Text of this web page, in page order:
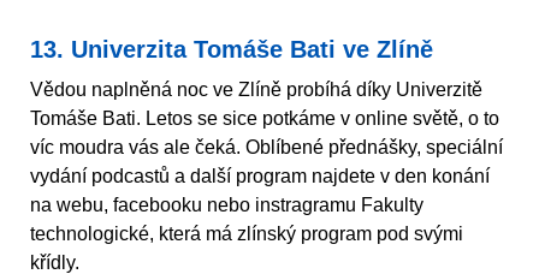
13. Univerzita Tomáše Bati ve Zlíně
Vědou naplněná noc ve Zlíně probíhá díky Univerzitě
Tomáše Bati. Letos se sice potkáme v online světě, o to
víc moudra vás ale čeká. Oblíbené přednášky, speciální
vydání podcastů a další program najdete v den konání
na webu, facebooku nebo instragramu Fakulty
technologické, která má zlínský program pod svými
křídly.